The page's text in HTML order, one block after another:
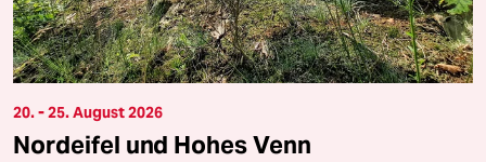
20. - 25. August 2026
Nordeifel und Hohes Venn